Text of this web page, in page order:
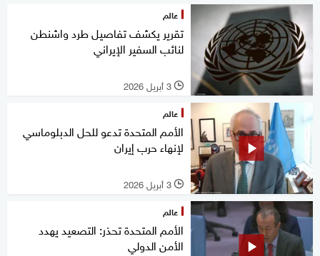
عالم
تقرير يكشف تفاصيل طرد واشنطن
لنائب السفير الإيراني
l 3 أبريل 2026
عالم
الأمم المتحدة تدعو للحل الدبلوماسي
لإنهاء حرب إيران
l 3 أبريل 2026
عالم
الأمم المتحدة تحذر: التصعيد يهدد
الأمن الدولي